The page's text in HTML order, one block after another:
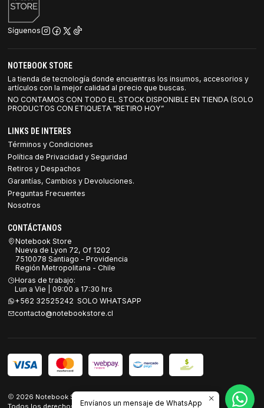
Síguenos
NOTEBOOK STORE
La tienda de tecnología donde encuentras los insumos, accesorios y
artículos con la mejor calidad al precio que buscas.
NO CONTAMOS CON TODO EL STOCK DISPONIBLE EN TIENDA (SOLO
PRODUCTOS CON ETIQUETA “RETIRO HOY”
LINKS DE INTERES
Términos y Condiciones
Política de Privacidad y Seguridad
Retiros y Despachos
Garantías, Cambios y Devoluciones.
Preguntas Frecuentes
Nosotros
CONTÁCTANOS
Notebook Store
Nueva de Lyon 72, Of 1202
7510078 Santiago - Providencia
Región Metropolitana - Chile
Horas de trabajo:
Lun a Vie | 09:00 a 17:30 hrs
+562 32525242 SOLO WHATSAPP
contacto@notebookstore.cl
2026 Notebook Store.
Todos los derechos reservados.Desarrollado por Jumpseller
Envíanos un mensaje de WhatsApp